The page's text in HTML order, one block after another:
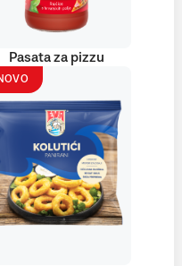
Pasata za pizzu